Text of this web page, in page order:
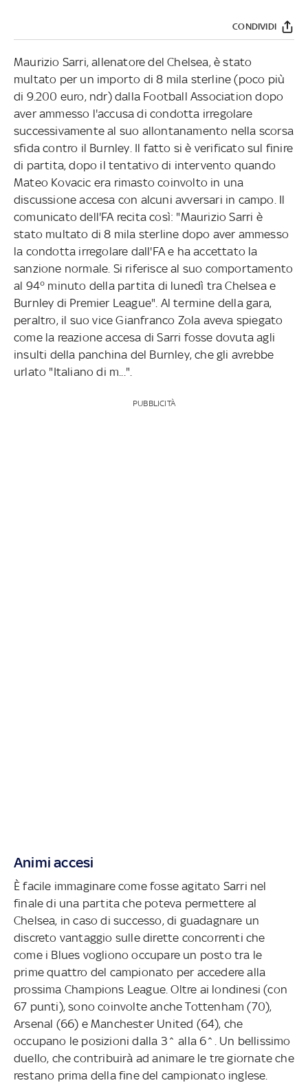
CONDIVIDI
Maurizio Sarri, allenatore del Chelsea, è stato
multato per un importo di 8 mila sterline (poco più
di 9.200 euro, ndr) dalla Football Association dopo
aver ammesso l'accusa di condotta irregolare
successivamente al suo allontanamento nella scorsa
sfida contro il Burnley. Il fatto si è verificato sul finire
di partita, dopo il tentativo di intervento quando
Mateo Kovacic era rimasto coinvolto in una
discussione accesa con alcuni avversari in campo. Il
comunicato dell'FA recita così: "Maurizio Sarri è
stato multato di 8 mila sterline dopo aver ammesso
la condotta irregolare dall'FA e ha accettato la
sanzione normale. Si riferisce al suo comportamento
al 94° minuto della partita di lunedì tra Chelsea e
Burnley di Premier League". Al termine della gara,
peraltro, il suo vice Gianfranco Zola aveva spiegato
come la reazione accesa di Sarri fosse dovuta agli
insulti della panchina del Burnley, che gli avrebbe
urlato "Italiano di m...".
PUBBLICITÀ
Animi accesi
È facile immaginare come fosse agitato Sarri nel
finale di una partita che poteva permettere al
Chelsea, in caso di successo, di guadagnare un
discreto vantaggio sulle dirette concorrenti che
come i Blues vogliono occupare un posto tra le
prime quattro del campionato per accedere alla
prossima Champions League. Oltre ai londinesi (con
67 punti), sono coinvolte anche Tottenham (70),
Arsenal (66) e Manchester United (64), che
occupano le posizioni dalla 3^ alla 6^. Un bellissimo
duello, che contribuirà ad animare le tre giornate che
restano prima della fine del campionato inglese.